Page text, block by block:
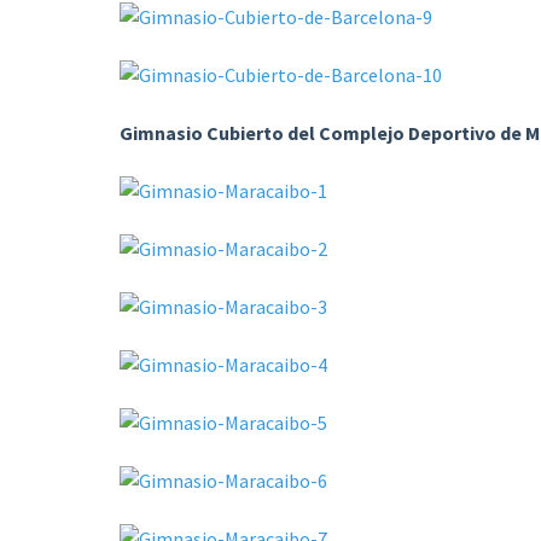
Gimnasio Cubierto del Complejo Deportivo de